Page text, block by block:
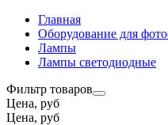
Главная
Оборудование для
Лампы
Лампы светодиодные
Фильтр товаров
Цена, руб
Цена, руб